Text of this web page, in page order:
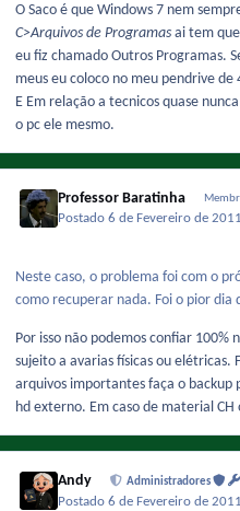
O Saco é que Windows 7 nem
C>Arquivos de Programas ai tem
eu fiz chamado Outros Programas.
meus eu coloco no meu pendrive de
E Em relação a tecnicos quase
o pc ele mesmo.
Professor Baratinha
Postado6 de Fevereiro de 2011
Neste caso, o problema foi com o
como recuperar nada. Foi o pior dia
Por isso não podemos confiar 100%
sujeito a avarias físicas ou elétricas.
arquivos importantes faça o
hd externo. Em caso de material
Andy Administradores
Postado6 de Fevereiro de 2011